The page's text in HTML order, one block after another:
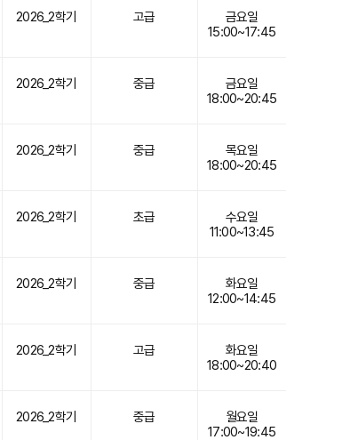
2026_2학기 고급
금요일
15:00~17:45
2026_2학기 중급
금요일
18:00~20:45
2026_2학기 중급
목요일
18:00~20:45
2026_2학기 초급
수요일
11:00~13:45
2026_2학기 중급
화요일
12:00~14:45
2026_2학기 고급
화요일
18:00~20:40
2026_2학기 중급
월요일
17:00~19:45